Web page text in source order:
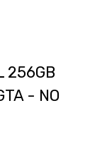
256GB
- NO